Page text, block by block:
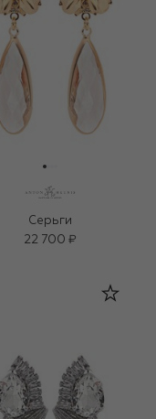
Серьги
22 700 ₽